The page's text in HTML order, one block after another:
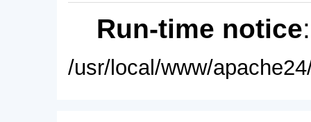
Run-time notice
/usr/local/www/